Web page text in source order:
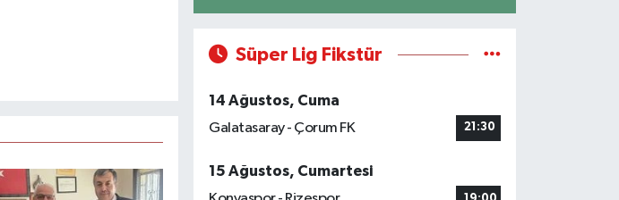
Süper Lig Fikstür
14 Ağustos, Cuma
Galatasaray - Çorum FK
21:30
15 Ağustos, Cumartesi